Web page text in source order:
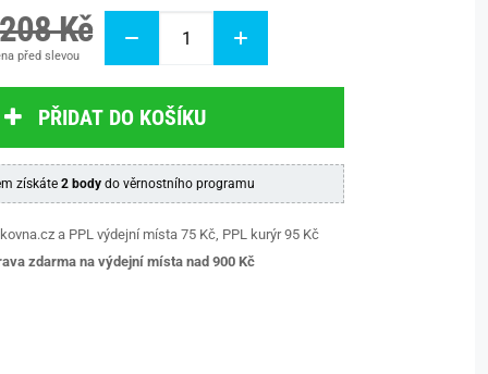
Kč
před slevou
PŘIDAT DO KOŠÍKU
získáte 2 bodydo věrnostního programu
a PPL výdejní místa 75 Kč, PPL kurýr 95 Kč
zdarma na výdejní místa nad 900 Kč